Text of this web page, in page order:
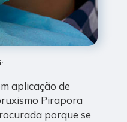
aplicação de
Pirapora
porque se